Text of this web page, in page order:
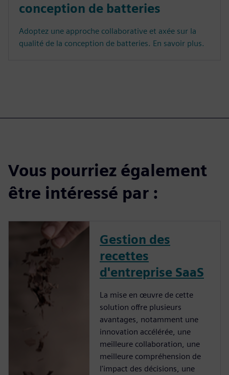
conception de batteries
Adoptez une approche collaborative et axée sur la
qualité de la conception de batteries. En savoir plus.
Vous pourriez également
être intéressé par :
Gestion des
recettes
d'entreprise SaaS
La mise en œuvre de cette
solution offre plusieurs
avantages, notamment une
innovation accélérée, une
meilleure collaboration, une
meilleure compréhension de
l'impact des décisions, une